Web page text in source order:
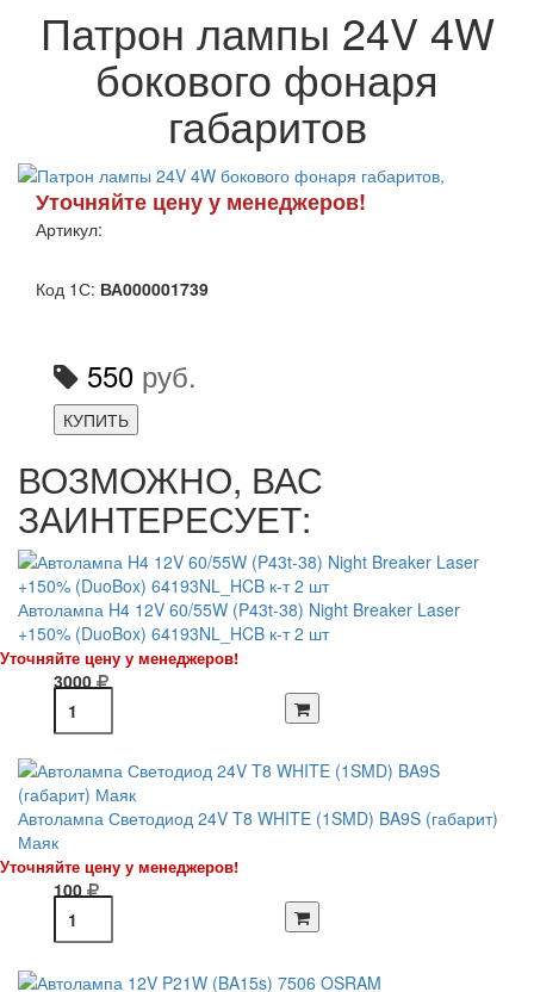
Патрон лампы 24V 4W
бокового фонаря
габаритов
Уточняйте цену у менеджеров!
Артикул:
Код 1С: ВА000001739
550 руб.
КУПИТЬ
ВОЗМОЖНО, ВАС
ЗАИНТЕРЕСУЕТ:
Автолампа H4 12V 60/55W (P43t-38) Night Breaker Laser
+150% (DuoBox) 64193NL_HCB к-т 2 шт
Уточняйте цену у менеджеров!
3000
Автолампа Светодиод 24V T8 WHITE (1SMD) BA9S (габарит)
Маяк
Уточняйте цену у менеджеров!
100